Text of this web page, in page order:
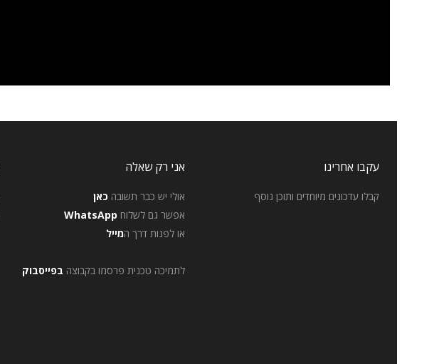
עקבו אחרינו
קבלו עדכונים מיוחדים ותוכן נוסף
אני רק שאלה
אולי יש כבר תשובה כאן
אפשר גם לשלוח WhatsApp
או לפנות דרך המייל
לתמיכה טכנית פרסמו בקבוצה בפייסבוק